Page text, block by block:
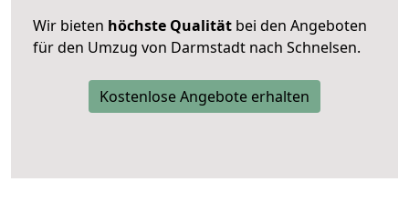
Wir bieten höchste Qualität bei den Angeboten
für den Umzug von Darmstadt nach Schnelsen.
Kostenlose Angebote erhalten